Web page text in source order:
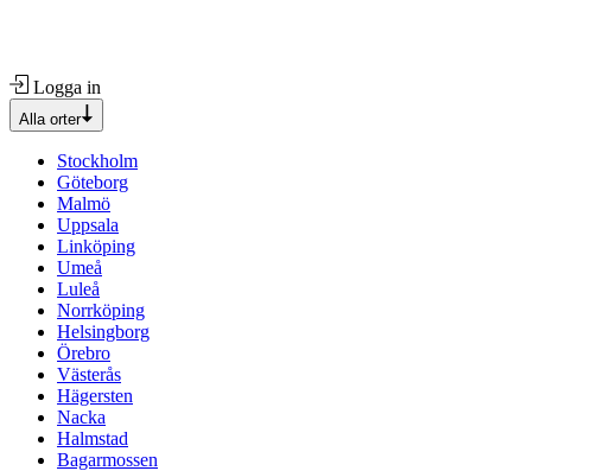
Logga in
Alla orter
Stockholm
Göteborg
Malmö
Uppsala
Linköping
Umeå
Luleå
Norrköping
Helsingborg
Örebro
Västerås
Hägersten
Nacka
Halmstad
Bagarmossen